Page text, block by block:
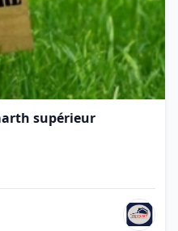
supérieur